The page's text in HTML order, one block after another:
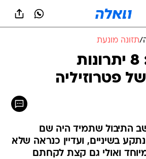
/תזונה מונעת
אל תזלזלו: 8 יתרונות
פטרוזיליה
התיבול שתמיד היה שם
בשיניים, ועדיין כנראה שלא
ואולי גם קצת לקחתם